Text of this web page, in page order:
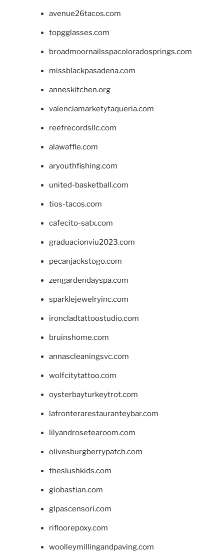
avenue26tacos.com
topgglasses.com
broadmoornailsspacoloradosprings.com
missblackpasadena.com
anneskitchen.org
valenciamarketytaqueria.com
reefrecordsllc.com
alawaffle.com
aryouthfishing.com
united-basketball.com
tios-tacos.com
cafecito-satx.com
graduacionviu2023.com
pecanjackstogo.com
zengardendayspa.com
sparklejewelryinc.com
ironcladtattoostudio.com
bruinshome.com
annascleaningsvc.com
wolfcitytattoo.com
oysterbayturkeytrot.com
lafronterarestauranteybar.com
lilyandrosetearoom.com
olivesburgberrypatch.com
theslushkids.com
giobastian.com
glpascensori.com
rifloorepoxy.com
woolleymillingandpaving.com